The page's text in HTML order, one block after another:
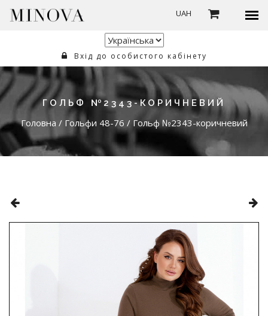
UAH
Вхід до особистого кабінету
ГОЛЬФ №2343-КОРИЧНЕВИЙ
Головна / Гольфи 48-76 / Гольф №2343-коричневий